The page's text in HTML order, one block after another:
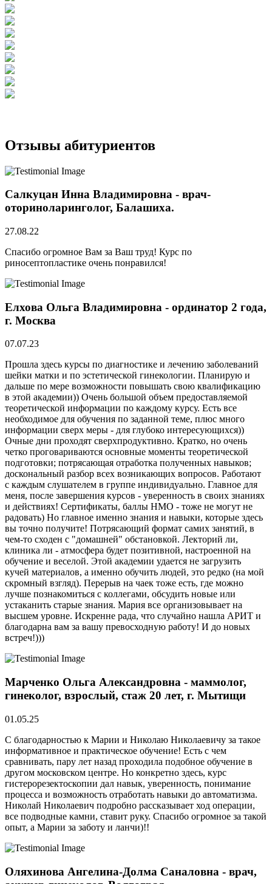
Отзывы абитуриентов
Салкуцан Инна Владимировна - врач-
оториноларинголог, Балашиха.
27.08.22
Спасибо огромное Вам за Ваш труд! Курс по
риносептопластике очень понравился!
Елхова Ольга Владимировна - ординатор 2 года,
г. Москва
07.07.23
Прошла здесь курсы по диагностике и лечению заболеваний
шейки матки и по эстетической гинекологии. Планирую и
дальше по мере возможности повышать свою квалификацию
в этой академии)) Очень большой объем предоставляемой
теоретической информации по каждому курсу. Есть все
необходимое для обучения по заданной теме, плюс много
информации сверх меры - для глубоко интересующихся))
Очные дни проходят сверхпродуктивно. Кратко, но очень
четко проговариваются основные моменты теоретической
подготовки; потрясающая отработка полученных навыков;
доскональный разбор всех возникающих вопросов. Работают
с каждым слушателем в группе индивидуально. Главное для
меня, после завершения курсов - уверенность в своих знаниях
и действиях! Сертификаты, баллы НМО - тоже не могут не
радовать) Но главное именно знания и навыки, которые здесь
вы точно получите! Потрясающий формат самих занятий, в
чем-то сходен с "домашней" обстановкой. Лекторий ли,
клиника ли - атмосфера будет позитивной, настроенной на
обучение и веселой. Этой академии удается не загрузить
кучей материалов, а именно обучить людей, это редко (на мой
скромный взгляд). Перерыв на чаек тоже есть, где можно
лучше познакомиться с коллегами, обсудить новые или
устаканить старые знания. Мария все организовывает на
высшем уровне. Искренне рада, что случайно нашла АРИТ и
благодарна вам за вашу превосходную работу! И до новых
встреч!)))
Марченко Ольга Александровна - маммолог,
гинеколог, взрослый, стаж 20 лет, г. Мытищи
01.05.25
С благодарностью к Марии и Николаю Николаевичу за такое
информативное и практическое обучение! Есть с чем
сравнивать, пару лет назад проходила подобное обучение в
другом московском центре. Но конкретно здесь, курс
гистерорезектоскопии дал навык, уверенность, понимание
процесса и возможность отработать навыки до автоматизма.
Николай Николаевич подробно рассказывает ход операции,
все подводные камни, ставит руку. Спасибо огромное за такой
опыт, а Марии за заботу и ланчи)!!
Оляхинова Ангелина-Долма Саналовна - врач,